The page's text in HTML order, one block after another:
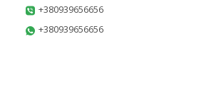
+380939656656
+380939656656